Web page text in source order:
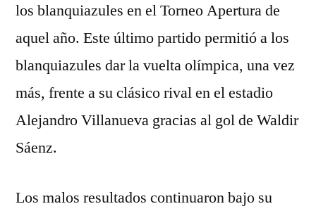
los blanquiazules en el Torneo Apertura de
aquel año. Este último partido permitió a los
blanquiazules dar la vuelta olímpica, una vez
más, frente a su clásico rival en el estadio
Alejandro Villanueva gracias al gol de Waldir
Sáenz.
Los malos resultados continuaron bajo su